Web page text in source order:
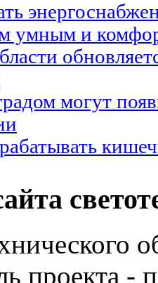
умным и
могут
проекта -